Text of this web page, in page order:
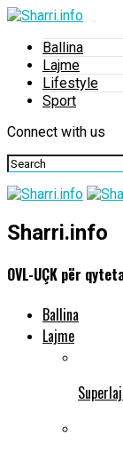
Ballina
Lajme
Lifestyle
Sport
Connect with us
Sharri.info
OVL-UÇK për
Ballina
Lajme